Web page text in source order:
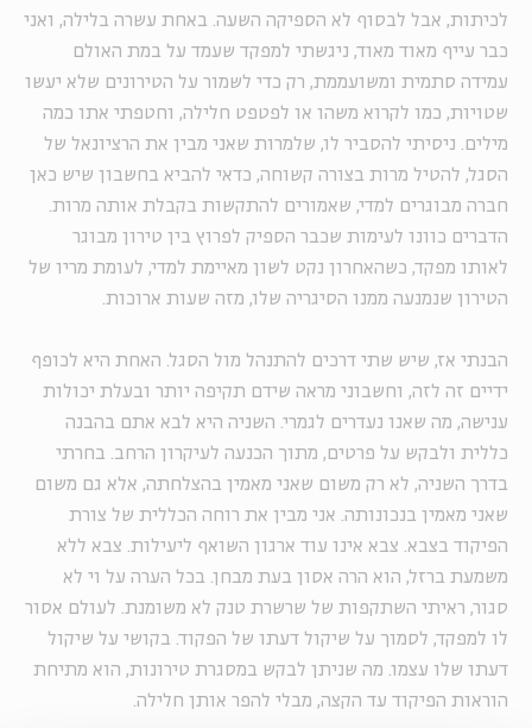
לכיתות, אבל לבסוף לא הספיקה השעה. באחת עשרה בלילה, ואני
כבר עייף מאוד מאוד, ניגשתי למפקד שעמד על במת האולם
עמידה סתמית ומשועממת, רק כדי לשמור על הטירונים שלא יעשו
שטויות, כמו לקרוא משהו או לפטפט חלילה, וחטפתי אתו כמה
מילים. ניסיתי להסביר לו, שלמרות שאני מבין את הרציונאל של
הסגל, להטיל מרות בצורה קשוחה, כדאי להביא בחשבון שיש כאן
חברה מבוגרים למדי, שאמורים להתקשות בקבלת אותה מרות.
הדברים כוונו לעימות שכבר הספיק לפרוץ בין טירון מבוגר
לאותו מפקד, כשהאחרון נקט לשון מאיימת למדי, לעומת מריו של
הטירון שנמנעה ממנו הסיגריה שלו, מזה שעות ארוכות.
הבנתי אז, שיש שתי דרכים להתנהל מול הסגל. האחת היא לכופף
ידיים זה לזה, וחשבוני מראה שידם תקיפה יותר ובעלת יכולות
ענישה, מה שאנו נעדרים לגמרי. השניה היא לבא אתם בהבנה
כללית ולבקש על פרטים, מתוך הכנעה לעיקרון הרחב. בחרתי
בדרך השניה, לא רק משום שאני מאמין בהצלחתה, אלא גם משום
שאני מאמין בנכונותה. אני מבין את רוחה הכללית של צורת
הפיקוד בצבא. צבא אינו עוד ארגון השואף ליעילות. צבא ללא
משמעת ברזל, הוא הרה אסון בעת מבחן. בכל הערה על וי לא
סגור, ראיתי השתקפות של שרשרת טנק לא משומנת. לעולם אסור
לו למפקד, לסמוך על שיקול דעתו של הפקוד. בקושי על שיקול
דעתו שלו עצמו. מה שניתן לבקש במסגרת טירונות, הוא מתיחת
הוראות הפיקוד עד הקצה, מבלי להפר אותן חלילה.